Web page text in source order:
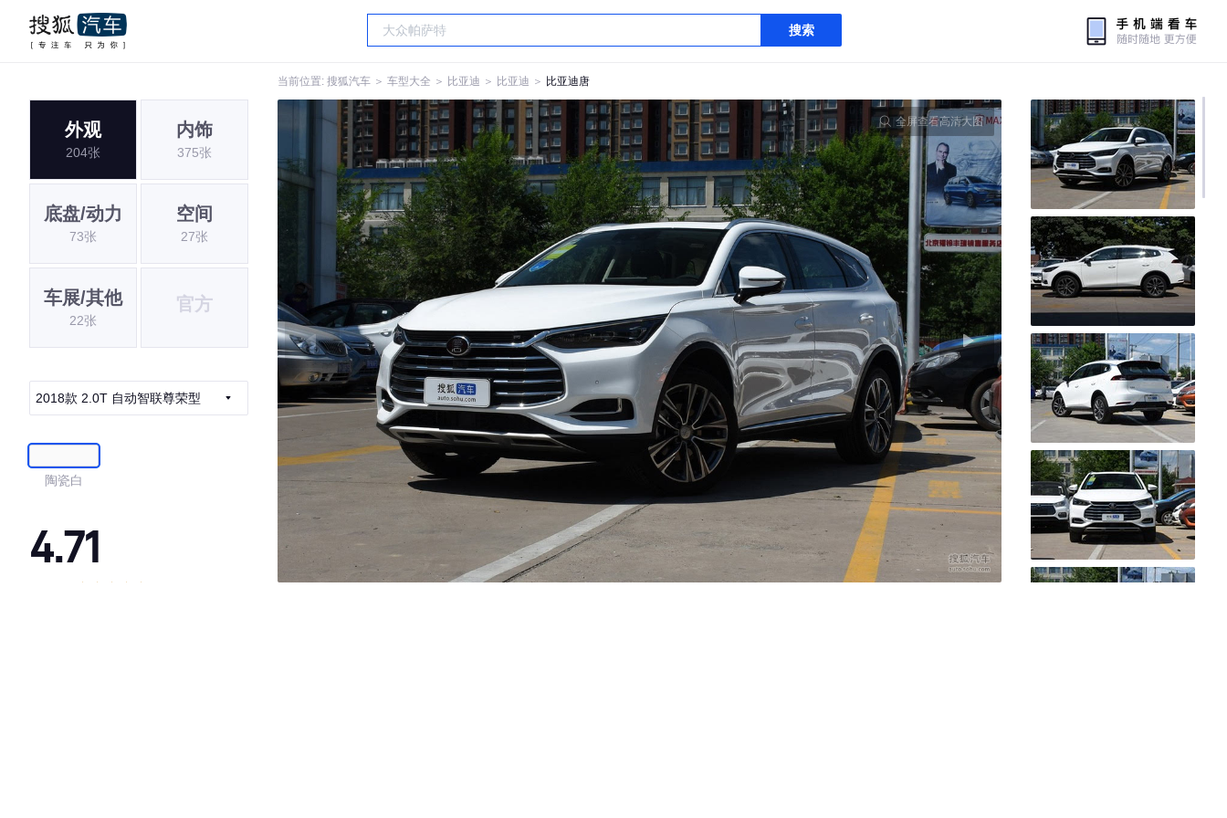
搜索
当前位置: 搜狐汽车 ＞ 车型大全 ＞ 比亚迪 ＞ 比亚迪 ＞ 比亚迪唐
外观
204张
内饰
375张
底盘/动力
73张
空间
27张
车展/其他
22张
官方
2018款 2.0T 自动智联尊荣型
陶瓷白
4.71
全屏查看高清大图